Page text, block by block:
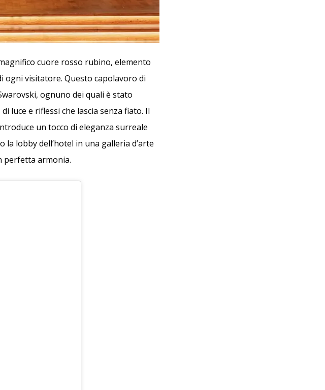
cuore rosso rubino, elemento
ogni visitatore. Questo capolavoro di
ognuno dei quali è stato
luce e riflessi che lascia senza fiato. Il
un tocco di eleganza surreale
lobby dell’hotel in una galleria d’arte
perfetta armonia.